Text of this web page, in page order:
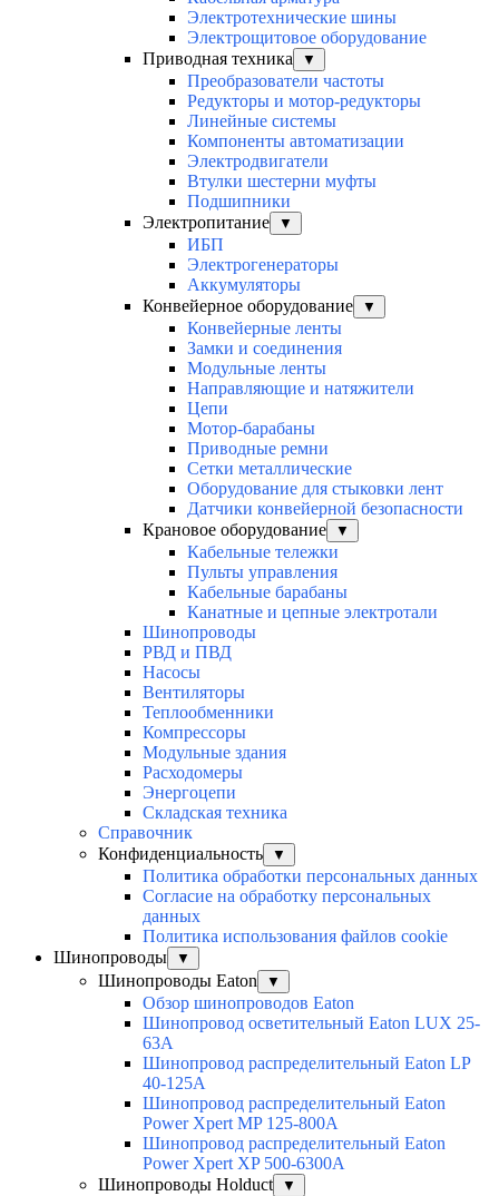
Электротехнические шины
Электрощитовое оборудование
Приводная техника
▼
Преобразователи частоты
Редукторы и мотор-редукторы
Линейные системы
Компоненты автоматизации
Электродвигатели
Втулки шестерни муфты
Подшипники
Электропитание
▼
ИБП
Электрогенераторы
Аккумуляторы
Конвейерное оборудование
▼
Конвейерные ленты
Замки и соединения
Модульные ленты
Направляющие и натяжители
Цепи
Мотор-барабаны
Приводные ремни
Сетки металлические
Оборудование для стыковки лент
Датчики конвейерной безопасности
Крановое оборудование
▼
Кабельные тележки
Пульты управления
Кабельные барабаны
Канатные и цепные электротали
Шинопроводы
РВД и ПВД
Насосы
Вентиляторы
Теплообменники
Компрессоры
Модульные здания
Расходомеры
Энергоцепи
Складская техника
Справочник
Конфиденциальность
▼
Политика обработки персональных данных
Согласие на обработку персональных
данных
Политика использования файлов cookie
Шинопроводы
▼
Шинопроводы Eaton ▼
Обзор шинопроводов Eaton
Шинопровод осветительный Eaton LUX 25-
63A
Шинопровод распределительный Eaton LP
40-125A
Шинопровод распределительный Eaton
Power Xpert MP 125-800A
Шинопровод распределительный Eaton
Power Xpert XP 500-6300A
Шинопроводы Holduct
▼